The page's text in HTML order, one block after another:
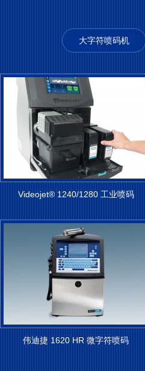
大字符喷码机
Videojet® 1240/1280 工业喷码
伟迪捷 1620 HR 微字符喷码